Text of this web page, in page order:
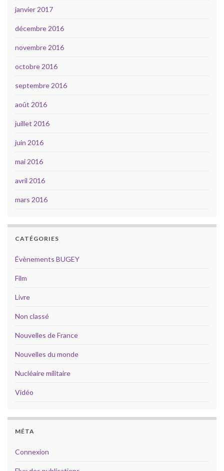
janvier 2017
décembre 2016
novembre 2016
octobre 2016
septembre 2016
août 2016
juillet 2016
juin 2016
mai 2016
avril 2016
mars 2016
CATÉGORIES
Évènements BUGEY
Film
Livre
Non classé
Nouvelles de France
Nouvelles du monde
Nucléaire militaire
Vidéo
MÉTA
Connexion